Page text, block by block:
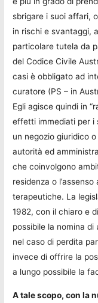
sbrigare i suoi affari,
in rischi e svantaggi,
particolare tutela da
del Codice Civile
casi è obbligato ad
curatore (PS – in
Egli agisce quindi in
effetti immediati per i
un negozio giuridico
autorità ed
che coinvolgono
residenza o
terapeutiche. La
1982, con il chiaro e
possibile la nomina
nel caso di perdita
invece di offrire la
a lungo possibile la
A tale scopo, con la